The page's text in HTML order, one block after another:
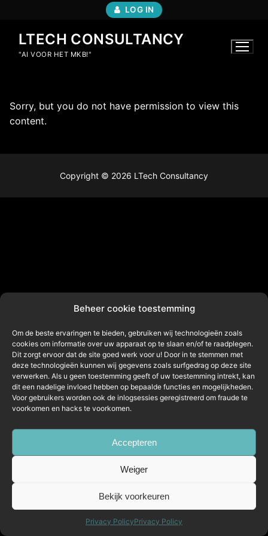
Beheer cookie toestemming
Om de beste ervaringen te bieden, gebruiken wij technologieën zoals
cookies om informatie over uw apparaat op te slaan en/of te raadplegen.
Dit zorgt ervoor dat de site goed werk voor u! Door in te stemmen met
deze technologieën kunnen wij gegevens zoals surfgedrag op deze site
verwerken. Als u geen toestemming geeft of uw toestemming intrekt, kan
dit een nadelige invloed hebben op bepaalde functies en mogelijkheden.
Voor gebruikers worden ook de inlogsessies geregistreerd om fraude te
voorkomen en hacks te voorkomen.
Accepteren
Weiger
Bekijk voorkeuren
Privacy PolicyPrivacy Policy
inhoud
LOG IN
LTECH CONSULTANCY
"AI VOOR HET MKB!"
Sorry, but you do not have permission to view this
content.
Copyright © 2026 LTech Consultancy